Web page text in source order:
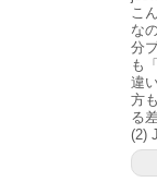
こ
な
分
も
違
方
る
(2)